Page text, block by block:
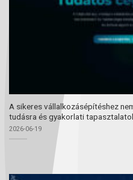
A sikeres vállalkozásépítéshez
tudásra és gyakorlati
2026-06-19